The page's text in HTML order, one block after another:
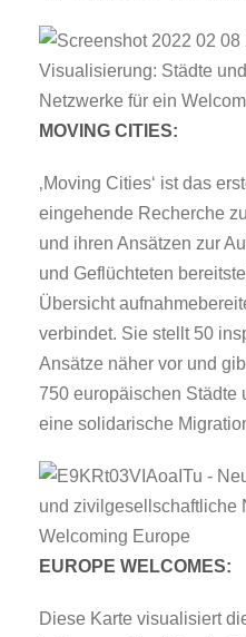
MOVING CITIES:
‚Moving Cities‘ ist das
eingehende Recherche
und ihren Ansätzen zur
und Geflüchteten
Übersicht
verbindet. Sie stellt 50
Ansätze näher vor und
750 europäischen Städte
eine solidarische
EUROPE WELCOMES:
Diese Karte visualisiert